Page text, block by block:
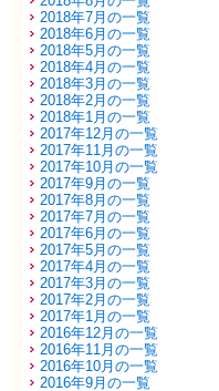
2018年7月の一覧
2018年6月の一覧
2018年5月の一覧
2018年4月の一覧
2018年3月の一覧
2018年2月の一覧
2018年1月の一覧
2017年12月の一覧
2017年11月の一覧
2017年10月の一覧
2017年9月の一覧
2017年8月の一覧
2017年7月の一覧
2017年6月の一覧
2017年5月の一覧
2017年4月の一覧
2017年3月の一覧
2017年2月の一覧
2017年1月の一覧
2016年12月の一覧
2016年11月の一覧
2016年10月の一覧
2016年9月の一覧